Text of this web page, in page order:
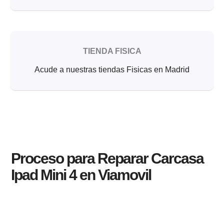
TIENDA FISICA
Acude a nuestras tiendas Fisicas en Madrid
Proceso para Reparar Carcasa
Ipad Mini 4 en Viamovil